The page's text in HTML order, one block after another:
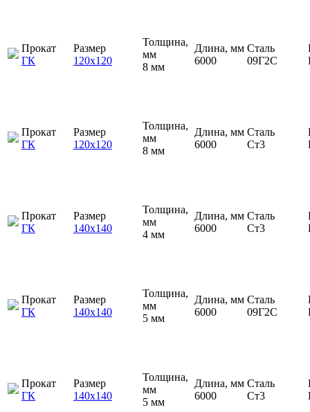
Прокат
ГК
Размер
120х120
Толщина,
мм
8 мм
Длина, мм
6000
Сталь
09Г2С
Прокат
ГК
Размер
120х120
Толщина,
мм
8 мм
Длина, мм
6000
Сталь
Ст3
Прокат
ГК
Размер
140х140
Толщина,
мм
4 мм
Длина, мм
6000
Сталь
Ст3
Прокат
ГК
Размер
140х140
Толщина,
мм
5 мм
Длина, мм
6000
Сталь
09Г2С
Прокат
ГК
Размер
140х140
Толщина,
мм
5 мм
Длина, мм
6000
Сталь
Ст3